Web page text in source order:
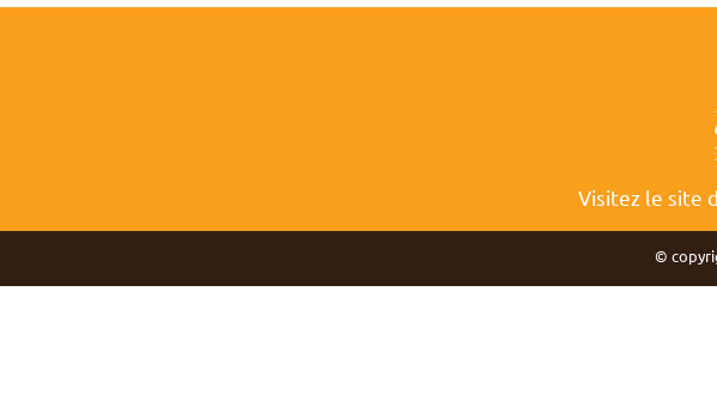
Visitez le site
©